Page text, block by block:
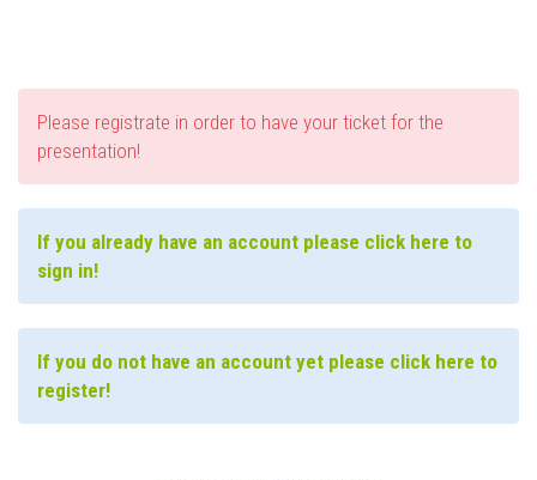
Please registrate in order to have your ticket for the
presentation!
If you already have an account please click here to
sign in!
If you do not have an account yet please click here to
register!